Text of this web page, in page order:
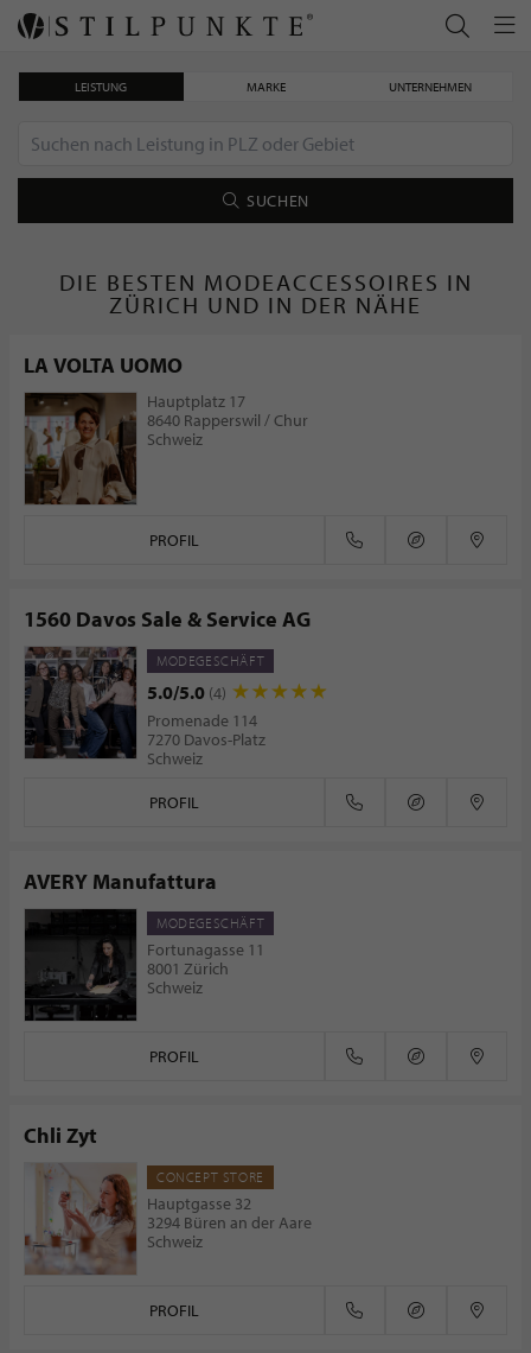
LEISTUNG MARKE UNTERNEHMEN
SUCHEN
DIE BESTEN MODEACCESSOIRES IN
ZÜRICH UND IN DER NÄHE
LA VOLTA UOMO
Hauptplatz 17
8640 Rapperswil / Chur
Schweiz
PROFIL
1560 Davos Sale & Service AG
MODEGESCHÄFT
5.0/5.0 (4)
Promenade 114
7270 Davos-Platz
Schweiz
PROFIL
AVERY Manufattura
MODEGESCHÄFT
Fortunagasse 11
8001 Zürich
Schweiz
PROFIL
Chli Zyt
CONCEPT STORE
Hauptgasse 32
3294 Büren an der Aare
Schweiz
PROFIL